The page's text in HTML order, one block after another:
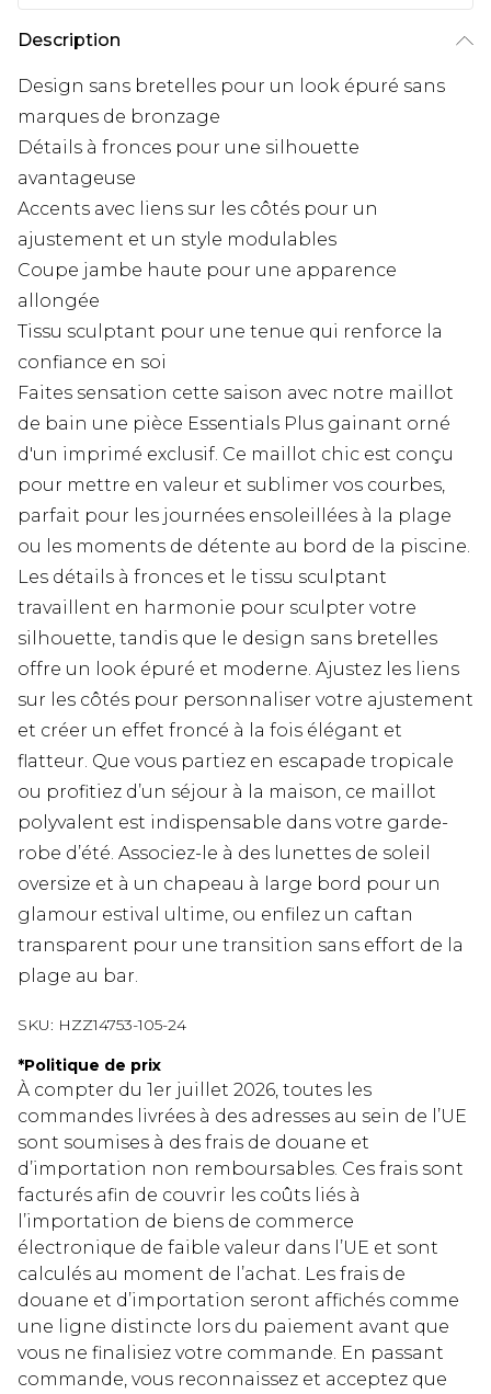
Description
Design sans bretelles pour un look épuré sans
marques de bronzage
Détails à fronces pour une silhouette
avantageuse
Accents avec liens sur les côtés pour un
ajustement et un style modulables
Coupe jambe haute pour une apparence
allongée
Tissu sculptant pour une tenue qui renforce la
confiance en soi
Faites sensation cette saison avec notre maillot
de bain une pièce Essentials Plus gainant orné
d'un imprimé exclusif. Ce maillot chic est conçu
pour mettre en valeur et sublimer vos courbes,
parfait pour les journées ensoleillées à la plage
ou les moments de détente au bord de la piscine.
Les détails à fronces et le tissu sculptant
travaillent en harmonie pour sculpter votre
silhouette, tandis que le design sans bretelles
offre un look épuré et moderne. Ajustez les liens
sur les côtés pour personnaliser votre ajustement
et créer un effet froncé à la fois élégant et
flatteur. Que vous partiez en escapade tropicale
ou profitiez d’un séjour à la maison, ce maillot
polyvalent est indispensable dans votre garde-
robe d’été. Associez-le à des lunettes de soleil
oversize et à un chapeau à large bord pour un
glamour estival ultime, ou enfilez un caftan
transparent pour une transition sans effort de la
plage au bar.
SKU: HZZ14753-105-24
*Politique de prix
À compter du 1er juillet 2026, toutes les
commandes livrées à des adresses au sein de l’UE
sont soumises à des frais de douane et
d’importation non remboursables. Ces frais sont
facturés afin de couvrir les coûts liés à
l’importation de biens de commerce
électronique de faible valeur dans l’UE et sont
calculés au moment de l’achat. Les frais de
douane et d’importation seront affichés comme
une ligne distincte lors du paiement avant que
vous ne finalisiez votre commande. En passant
commande, vous reconnaissez et acceptez que